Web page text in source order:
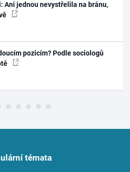
Ani jednou nevystřelila na bránu,
pozicím? Podle sociologů
témata